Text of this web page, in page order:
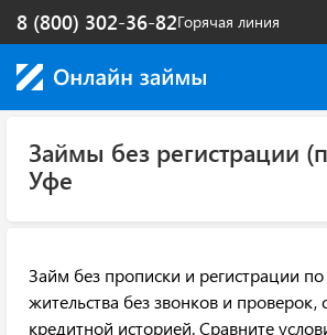
Горячая линия
8 (800) 302-36-82
Займы без регистрации
Уфе
Займ без прописки и регистрации по
жительства без звонков и проверок,
кредитной историей. Сравните